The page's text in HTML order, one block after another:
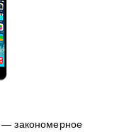
закономерное